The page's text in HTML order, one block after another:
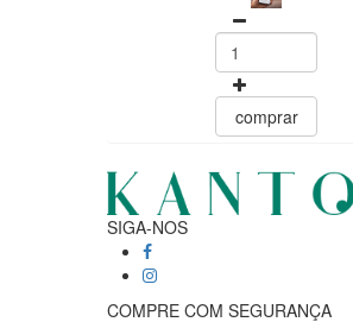
comprar
SIGA-NOS
COMPRE COM SEGURANÇA